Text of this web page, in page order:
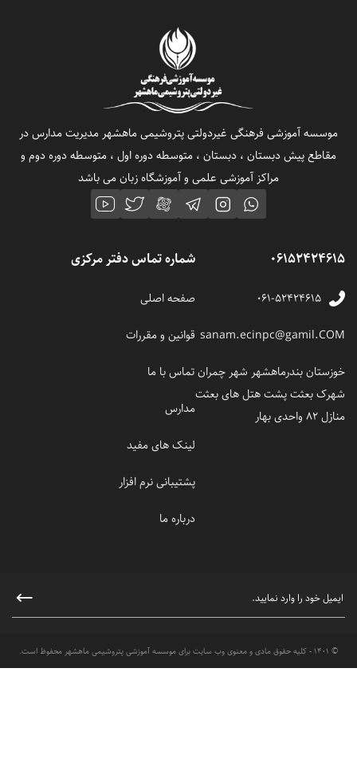
06152424615
۰۶۱-۵۲۴۲۴۶۱۵
sanam.ecinpc@gamil.COM
خوزستان بندرماهشهر شهر چمران
شهرک بعثت پشت هتل های بعثت
منازل 82 واحدی بهار
موسسه آموزشی فرهنگی غیردولتی پتروشیمی ماهشهر مدیریت مدارس در
مقاطع پیش دبستان ، دبستان ، متوسطه دوره اول ، متوسطه دوره دوم و
مراکز آموزشی علمی و آموزشگاه زبان می باشد
شماره تماس دفتر مرکزی
صفحه اصلی
قوانین و مقررات
تماس با ما
مدارس
لینک های مفید
پشتیبانی نرم افزار
درباره ما
© 1401 - کلیه حقوق مادی و معنوی وب سایت برای موسسه آموزشی پتروشیمی ماهشهر محفوظ است.